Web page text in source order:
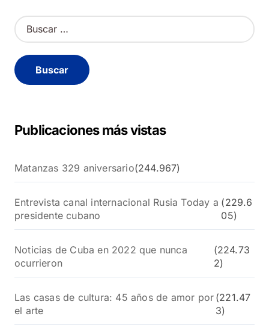
B
u
c
a
Publicaciones más vistas
Matanzas 329 aniversario(244.967)
Entrevista canal internacional Rusia Today a
presidente cubano
(229.6
05)
Noticias de Cuba en 2022 que nunca
ocurrieron
(224.73
2)
Las casas de cultura: 45 años de amor por
el arte
(221.47
3)